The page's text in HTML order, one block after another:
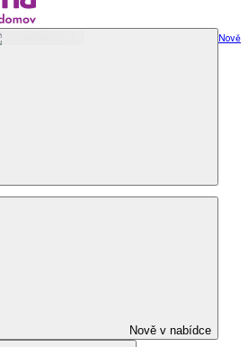
Nově
Nově v nabídce